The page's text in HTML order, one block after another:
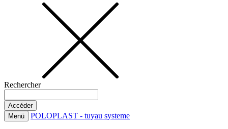
Rechercher
Menü POLOPLAST - tuyau systeme